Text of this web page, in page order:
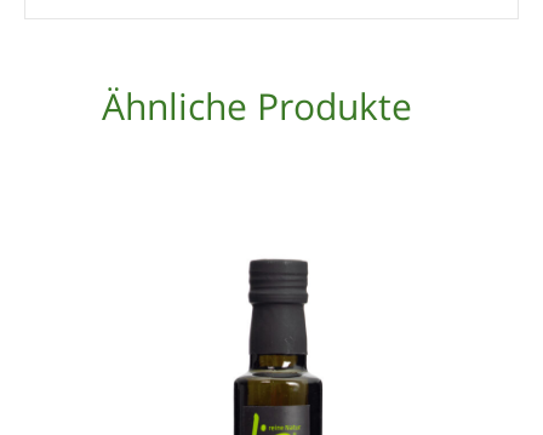
Ähnliche Produkte